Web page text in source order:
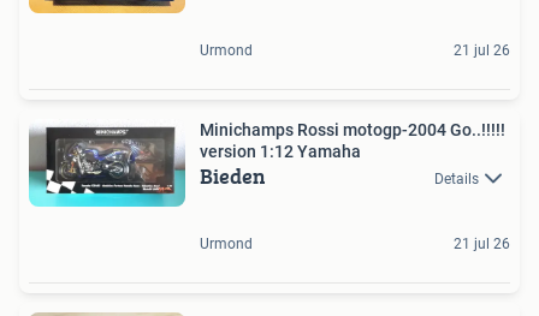
Urmond 21 jul 26
Minichamps Rossi motogp-2004 Go..!!!!!
version 1:12 Yamaha
Bieden Details
Urmond 21 jul 26